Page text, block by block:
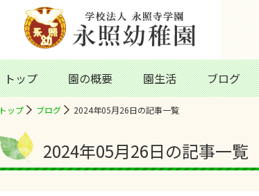
トップ 園の概要 園生活 ブログ
トップ ブログ 2024年05月26日の記事一覧
2024年05月26日の記事一覧